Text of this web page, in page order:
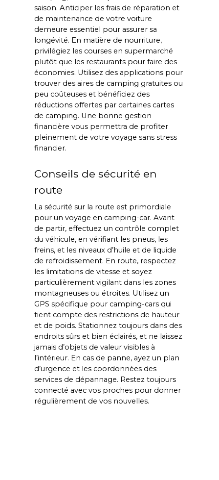
saison. Anticiper les frais de réparation et
de maintenance de votre voiture
demeure essentiel pour assurer sa
longévité. En matière de nourriture,
privilégiez les courses en supermarché
plutôt que les restaurants pour faire des
économies. Utilisez des applications pour
trouver des aires de camping gratuites ou
peu coûteuses et bénéficiez des
réductions offertes par certaines cartes
de camping. Une bonne gestion
financière vous permettra de profiter
pleinement de votre voyage sans stress
financier.
Conseils de sécurité en
route
La sécurité sur la route est primordiale
pour un voyage en camping-car. Avant
de partir, effectuez un contrôle complet
du véhicule, en vérifiant les pneus, les
freins, et les niveaux d’huile et de liquide
de refroidissement. En route, respectez
les limitations de vitesse et soyez
particulièrement vigilant dans les zones
montagneuses ou étroites. Utilisez un
GPS spécifique pour camping-cars qui
tient compte des restrictions de hauteur
et de poids. Stationnez toujours dans des
endroits sûrs et bien éclairés, et ne laissez
jamais d’objets de valeur visibles à
l’intérieur. En cas de panne, ayez un plan
d’urgence et les coordonnées des
services de dépannage. Restez toujours
connecté avec vos proches pour donner
régulièrement de vos nouvelles.